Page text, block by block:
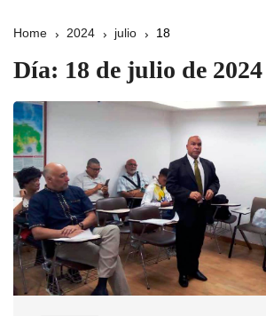
Home 2024 julio 18
Día: 18 de julio de 2024